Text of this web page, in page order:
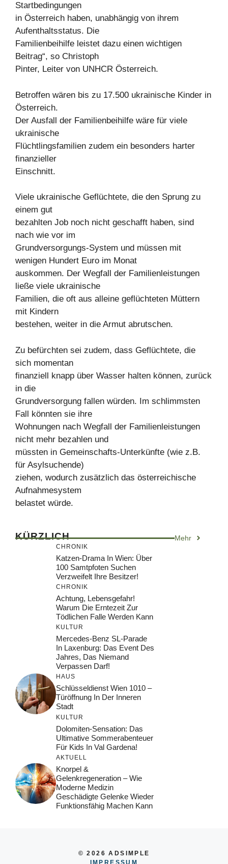
Startbedingungen
in Österreich haben, unabhängig von ihrem
Aufenthaltsstatus. Die
Familienbeihilfe leistet dazu einen wichtigen
Beitrag“, so Christoph
Pinter, Leiter von UNHCR Österreich.
Betroffen wären bis zu 17.500 ukrainische Kinder in
Österreich.
Der Ausfall der Familienbeihilfe wäre für viele
ukrainische
Flüchtlingsfamilien zudem ein besonders harter
finanzieller
Einschnitt.
Viele ukrainische Geflüchtete, die den Sprung zu
einem gut
bezahlten Job noch nicht geschafft haben, sind
nach wie vor im
Grundversorgungs-System und müssen mit
wenigen Hundert Euro im Monat
auskommen. Der Wegfall der Familienleistungen
ließe viele ukrainische
Familien, die oft aus alleine geflüchteten Müttern
mit Kindern
bestehen, weiter in die Armut abrutschen.
Zu befürchten sei zudem, dass Geflüchtete, die
sich momentan
finanziell knapp über Wasser halten können, zurück
in die
Grundversorgung fallen würden. Im schlimmsten
Fall könnten sie ihre
Wohnungen nach Wegfall der Familienleistungen
nicht mehr bezahlen und
müssten in Gemeinschafts-Unterkünfte (wie z.B.
für Asylsuchende)
ziehen, wodurch zusätzlich das österreichische
Aufnahmesystem
belastet würde.
KÜRZLICH Mehr
CHRONIK
Katzen-Drama In Wien: Über
100 Samtpfoten Suchen
Verzweifelt Ihre Besitzer!
CHRONIK
Achtung, Lebensgefahr!
Warum Die Erntezeit Zur
Tödlichen Falle Werden Kann
KULTUR
Mercedes-Benz SL-Parade
In Laxenburg: Das Event Des
Jahres, Das Niemand
Verpassen Darf!
HAUS
Schlüsseldienst Wien 1010 –
Türöffnung In Der Inneren
Stadt
KULTUR
Dolomiten-Sensation: Das
Ultimative Sommerabenteuer
Für Kids In Val Gardena!
AKTUELL
Knorpel &
Gelenkregeneration – Wie
Moderne Medizin
Geschädigte Gelenke Wieder
Funktionsfähig Machen Kann
© 2026 ADSIMPLE
IMPRESSUM